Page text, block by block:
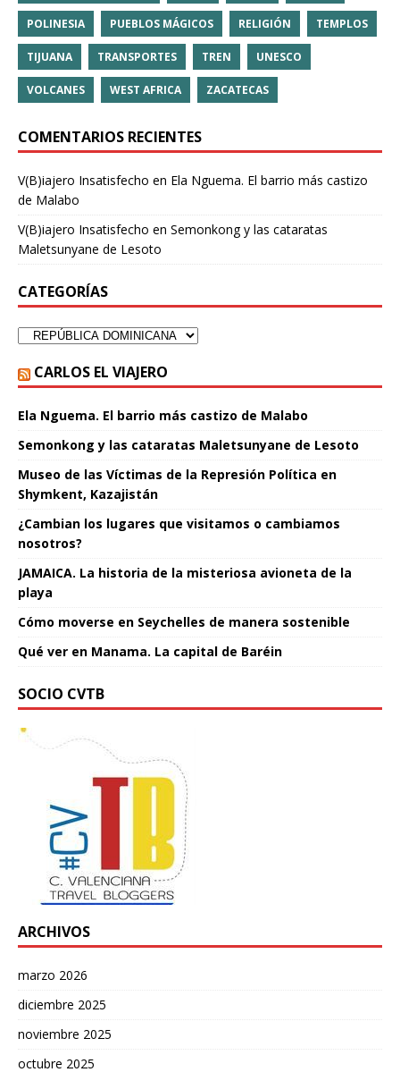
POLINESIA PUEBLOS MÁGICOS RELIGIÓN TEMPLOS
TIJUANA TRANSPORTES TREN UNESCO
VOLCANES WEST AFRICA ZACATECAS
COMENTARIOS RECIENTES
V(B)iajero Insatisfecho en Ela Nguema. El barrio más castizo
de Malabo
V(B)iajero Insatisfecho en Semonkong y las cataratas
Maletsunyane de Lesoto
CATEGORÍAS
CARLOS EL VIAJERO
Ela Nguema. El barrio más castizo de Malabo
Semonkong y las cataratas Maletsunyane de Lesoto
Museo de las Víctimas de la Represión Política en
Shymkent, Kazajistán
¿Cambian los lugares que visitamos o cambiamos
nosotros?
JAMAICA. La historia de la misteriosa avioneta de la
playa
Cómo moverse en Seychelles de manera sostenible
Qué ver en Manama. La capital de Baréin
SOCIO CVTB
ARCHIVOS
marzo 2026
diciembre 2025
noviembre 2025
octubre 2025